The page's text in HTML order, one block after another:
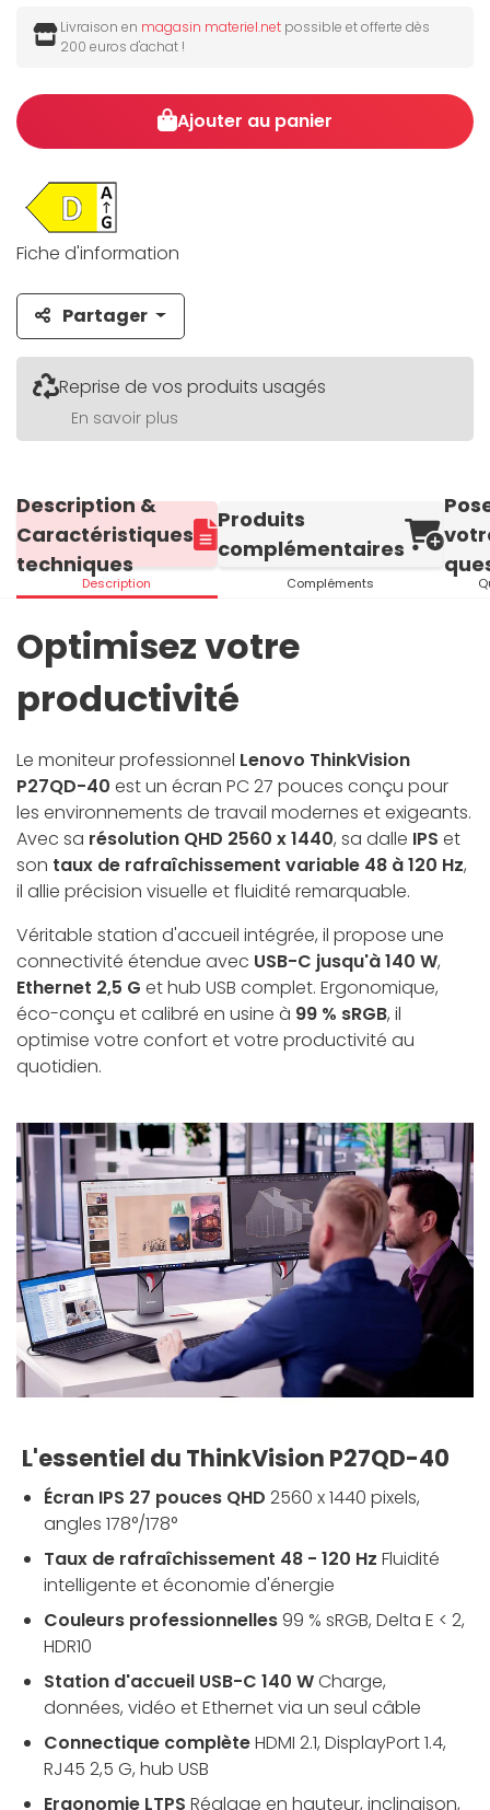
Livraison en magasin materiel.net possible et offerte dès
200 euros d'achat !
Ajouter au panier
Fiche d'information
Partager
Reprise de vos produits usagés
En savoir plus
Description &
Caractéristiques
techniques
Description
Produits
complémentaires
Compléments
Optimisez votre
productivité
Le moniteur professionnel Lenovo ThinkVision
P27QD-40 est un écran PC 27 pouces conçu pour
les environnements de travail modernes et exigeants.
Avec sa résolution QHD 2560 x 1440, sa dalle IPS et
son taux de rafraîchissement variable 48 à 120 Hz,
il allie précision visuelle et fluidité remarquable.
Véritable station d'accueil intégrée, il propose une
connectivité étendue avec USB-C jusqu'à 140 W,
Ethernet 2,5 G et hub USB complet. Ergonomique,
éco-conçu et calibré en usine à 99 % sRGB, il
optimise votre confort et votre productivité au
quotidien.
L'essentiel du ThinkVision P27QD-40
Écran IPS 27 pouces QHD 2560 x 1440 pixels,
angles 178°/178°
Taux de rafraîchissement 48 - 120 Hz Fluidité
intelligente et économie d'énergie
Couleurs professionnelles99 % sRGB, Delta E < 2,
HDR10
Station d'accueil USB-C 140 WCharge,
données, vidéo et Ethernet via un seul câble
Connectique complèteHDMI 2.1, DisplayPort 1.4,
RJ45 2,5 G, hub USB
Ergonomie LTPS Réglage en hauteur, inclinaison,